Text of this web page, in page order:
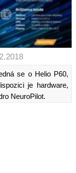
se o Helio P60,
je hardware,
NeuroPilot.